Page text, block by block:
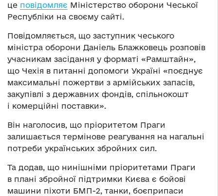
це повідомляє Міністерство оборони Чеської
Республіки на своєму сайті.
Повідомляється, що заступник чеського
міністра оборони Даніель Блажковець розповів
учасникам засідання у форматі «Рамштайн»,
що Чехія в питанні допомоги Україні «поєднує
максимальні пожертви з армійських запасів,
закупівлі з державних фондів, спільнокошт
і комерційні поставки».
Він наголосив, що пріоритетом Праги
залишається термінове реагування на нагальні
потреби українських збройних сил.
Та додав, що нинішніми пріоритетами Праги
в плані збройної підтримки Києва є бойові
машини піхоти БМП-2, танки, боєприпаси